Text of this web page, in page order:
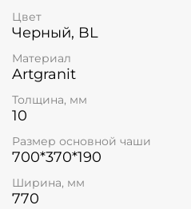
Цвет
Черный, BL
Материал
Artgranit
Толщина, мм
10
Размер основной чаши
700*370*190
Ширина, мм
770